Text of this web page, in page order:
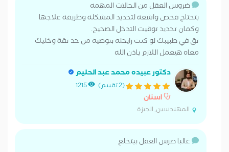
ضروس العقل من الحالات المهمه
بتحتاج فحص واشعة لتحديد المشكلة وطريقة علاجها
وكمان تحديد توقيت التدخل الصحيح.
ثق في طبيبك لو كنت رايحله بتوصيه من حد ثقة وخليك
معاه هيعمل اللازم باذن الله
دكتور عبيده محمد عبد الحليم
(2 تقييم) 1215
اسنان
المهندسين, الجيزة
غالبا ضرس العقل بيتخلع